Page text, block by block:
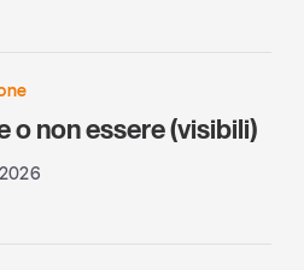
o non essere (visibili)